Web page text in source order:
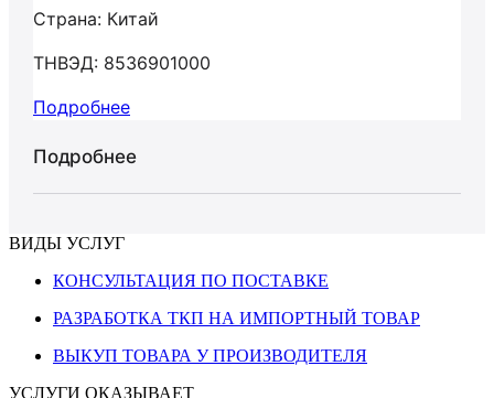
Страна: Китай
ТНВЭД: 8536901000
Подробнее
Подробнее
ВИДЫ УСЛУГ
КОНСУЛЬТАЦИЯ ПО ПОСТАВКЕ
РАЗРАБОТКА ТКП НА ИМПОРТНЫЙ ТОВАР
ВЫКУП ТОВАРА У ПРОИЗВОДИТЕЛЯ
УСЛУГИ ОКАЗЫВАЕТ